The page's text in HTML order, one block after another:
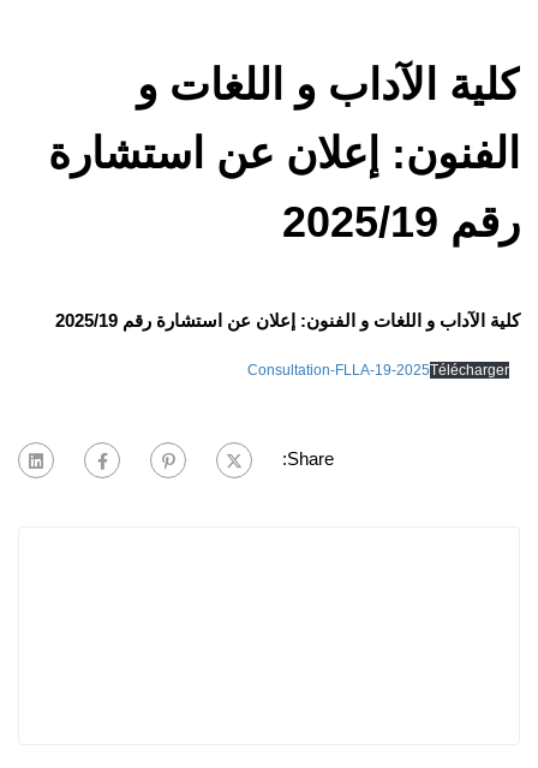
كلية الآداب و اللغات و
الفنون: إعلان عن استشارة
رقم 2025/19
كلية الآداب و اللغات و الفنون: إعلان عن استشارة رقم 2025/19
Consultation-FLLA-19-2025Télécharger
Share: